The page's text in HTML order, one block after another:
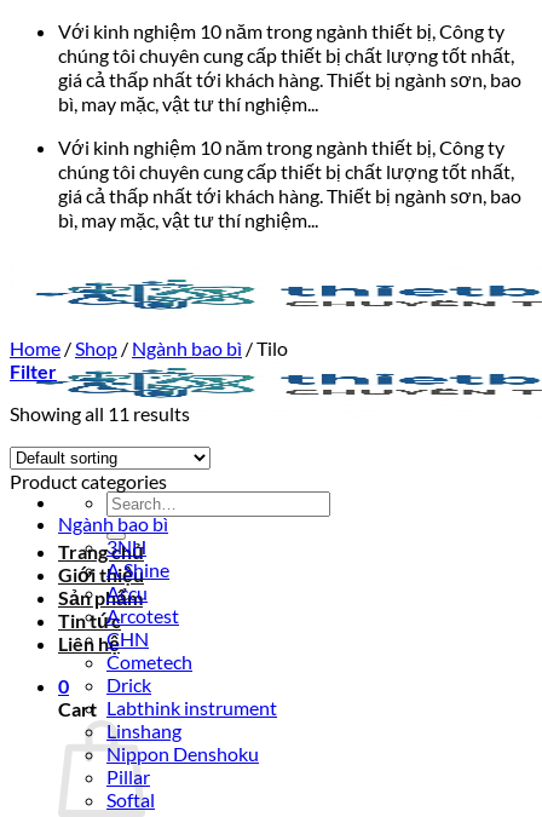
Với kinh nghiệm 10 năm trong ngành thiết bị, Công ty
chúng tôi chuyên cung cấp thiết bị chất lượng tốt nhất,
giá cả thấp nhất tới khách hàng. Thiết bị ngành sơn, bao
bì, may mặc, vật tư thí nghiệm...
Với kinh nghiệm 10 năm trong ngành thiết bị, Công ty
chúng tôi chuyên cung cấp thiết bị chất lượng tốt nhất,
giá cả thấp nhất tới khách hàng. Thiết bị ngành sơn, bao
bì, may mặc, vật tư thí nghiệm...
Search
for:
Trang chủ
Giới thiệu
Sản phẩm
Tin tức
Liên hệ
0
Cart
Home /Shop / Ngành bao bì /Tilo
Filter
Showing all 11 results
Product categories
Ngành bao bì
3NH
A Shine
Accu
Arcotest
CHN
Cometech
Drick
Labthink instrument
Linshang
Nippon Denshoku
Pillar
Softal